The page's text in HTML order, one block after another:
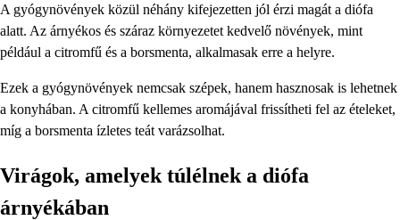
A gyógynövények közül néhány kifejezetten jól érzi magát a diófa
alatt. Az árnyékos és száraz környezetet kedvelő növények, mint
például a citromfű és a borsmenta, alkalmasak erre a helyre.
Ezek a gyógynövények nemcsak szépek, hanem hasznosak is lehetnek
a konyhában. A citromfű kellemes aromájával frissítheti fel az ételeket,
míg a borsmenta ízletes teát varázsolhat.
Virágok, amelyek túlélnek a diófa
árnyékában